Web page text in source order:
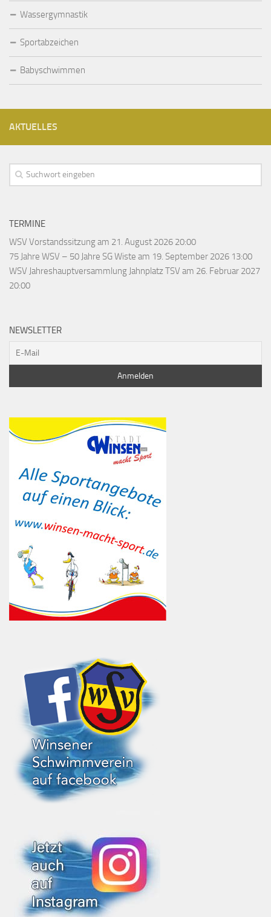
Wassergymnastik
Sportabzeichen
Babyschwimmen
AKTUELLES
TERMINE
WSV Vorstandssitzungam 21. August 2026 20:00
75 Jahre WSV – 50 Jahre SG Wiste am 19. September 2026 13:00
WSV Jahreshauptversammlung Jahnplatz TSV am 26. Februar 2027
20:00
NEWSLETTER